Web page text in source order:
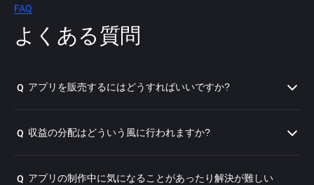
FAQ
よくある質問
Q アプリを販売するにはどうすればいいですか?
Q 収益の分配はどういう風に行われますか?
Q アプリの制作中に気になることがあったり解決が難しい